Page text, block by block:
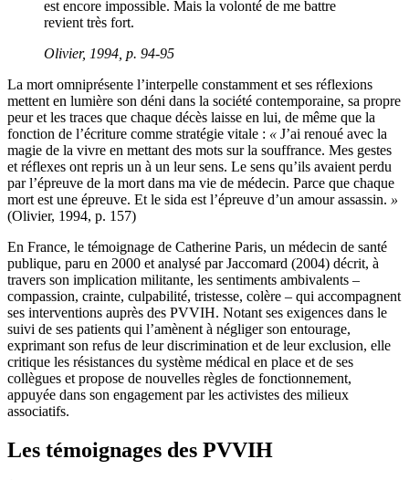
est encore impossible. Mais la volonté de me battre
revient très fort.
Olivier, 1994, p. 94-95
La mort omniprésente l’interpelle constamment et ses réflexions
mettent en lumière son déni dans la société contemporaine, sa propre
peur et les traces que chaque décès laisse en lui, de même que la
fonction de l’écriture comme stratégie vitale : « J’ai renoué avec la
magie de la vivre en mettant des mots sur la souffrance. Mes gestes
et réflexes ont repris un à un leur sens. Le sens qu’ils avaient perdu
par l’épreuve de la mort dans ma vie de médecin. Parce que chaque
mort est une épreuve. Et le sida est l’épreuve d’un amour assassin. »
(Olivier, 1994, p. 157)
En France, le témoignage de Catherine Paris, un médecin de santé
publique, paru en 2000 et analysé par Jaccomard (2004) décrit, à
travers son implication militante, les sentiments ambivalents –
compassion, crainte, culpabilité, tristesse, colère – qui accompagnent
ses interventions auprès des PVVIH. Notant ses exigences dans le
suivi de ses patients qui l’amènent à négliger son entourage,
exprimant son refus de leur discrimination et de leur exclusion, elle
critique les résistances du système médical en place et de ses
collègues et propose de nouvelles règles de fonctionnement,
appuyée dans son engagement par les activistes des milieux
associatifs.
Les témoignages des PVVIH